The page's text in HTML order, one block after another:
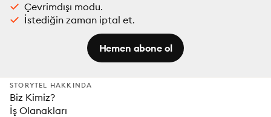
Çevrimdışı modu.
İstediğin zaman iptal et.
Hemen abone ol
STORYTEL HAKKINDA
Biz Kimiz?
İş Olanakları